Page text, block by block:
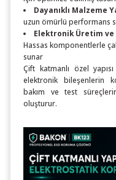
Dayanıklı Malzeme
uzun ömürlü performans
Elektronik Üretim ve
Hassas komponentlerle
sunar
Çift katmanlı özel
elektronik bileşenlerin
bakım ve test
oluşturur.